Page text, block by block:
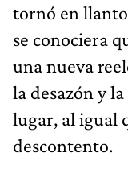
tornó en
se conociera
una nueva
la desazón y
lugar, al igual
descontento.